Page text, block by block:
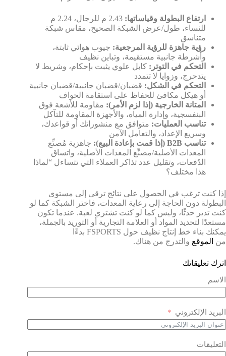
ارتفاع البطولة وقياساتها:
2.43 م للرجال، 2.24 م
للنساء، طول/عرض الشبكة الصحيح، مقاس شبكة
متناسق
رؤية جاهزة للرؤية المرجعية: جيوب هوائي ثابتة،
وأشرطة جانبية مستقيمة، وتباين نظيف
التحكم في التوتر: كابل علوي يثبت بإحكام، وشريط لا
يتدحرج، وزوايا لا تتمدد
التحكم في الشكل: قضبان/قضبان جانبية/قضبان جانبية
أو هيكل مكافئ للحفاظ على استقامة الحواف
المتانة الخارجية (إذا لزم الأمر): مقاومة للأشعة فوق
البنفسجية، وإدارة المياه، والأجهزة المقاومة للتآكل
تناسب العمليات: متوافق مع منشوراتك أو قواعدك،
وسريع الإعداد، والتعامل الآمن
تناسب B2B (إذا قمت بإعادة البيع):
جاهزية مُصنِّع
المعدات الأصلية/مصنِّع المعدات الأصلية، واتساق
الدُفعات، وتقليل عدد تذاكر العملاء التي تتساءل “لماذا
هذا مختلف؟
إذا كنت ترغب في الحصول على نتائج ترقى إلى مستوى
البطولة دون الحاجة إلى رعاية المعدات، فاختر الشبكة كما لو
كنت تدير حدثًا، وليس كما لو كنت تشتري لعبة. عندما تكون
مستعدًا لتحديد المواد أو العلامة التجارية أو التوريد بالجملة،
يمكنك بناء خط إنتاج نظيف حول FSPORTS بدءًا
من الموقع والتدرج من هناك.
اترك تعليقاتك
الاسم
البريد الإلكتروني
التعليقات